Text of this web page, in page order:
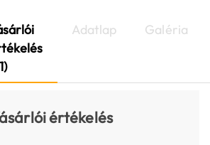
Adatlap Galéria
értékelés